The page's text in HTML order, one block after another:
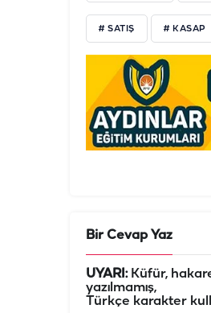
# SATIŞ # KASAP
Bir Cevap Yaz
UYARI:Küfür,
yazılmamış,
Türkçe karakter